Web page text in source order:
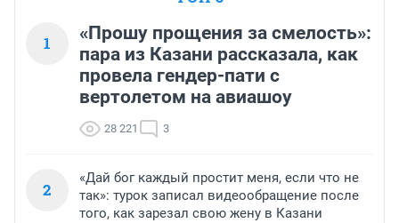
1
«Прошу прощения за смелость»:
пара из Казани рассказала, как
провела гендер-пати с
вертолетом на авиашоу
28 221 3
2
«Дай бог каждый простит меня, если что не
так»: турок записал видеообращение после
того, как зарезал свою жену в Казани